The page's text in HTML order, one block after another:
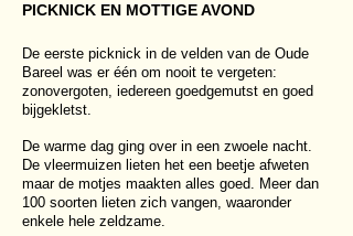
PICKNICK EN MOTTIGE AVOND
De eerste picknick in de velden van de Oude
Bareel was er één om nooit te vergeten:
zonovergoten, iedereen goedgemutst en goed
bijgekletst.
De warme dag ging over in een zwoele nacht.
De vleermuizen lieten het een beetje afweten
maar de motjes maakten alles goed. Meer dan
100 soorten lieten zich vangen, waaronder
enkele hele zeldzame.
IMG_8507